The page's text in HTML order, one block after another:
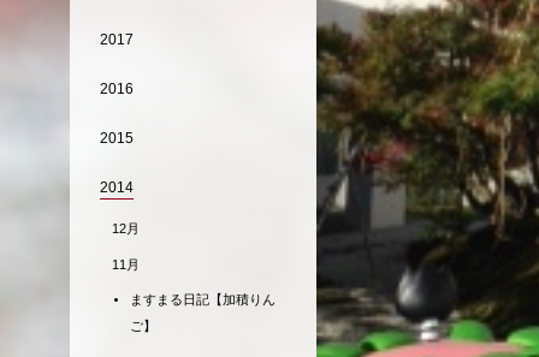
2017
2016
2015
2014
12月
11月
ますまる日記【加積りん
ご】